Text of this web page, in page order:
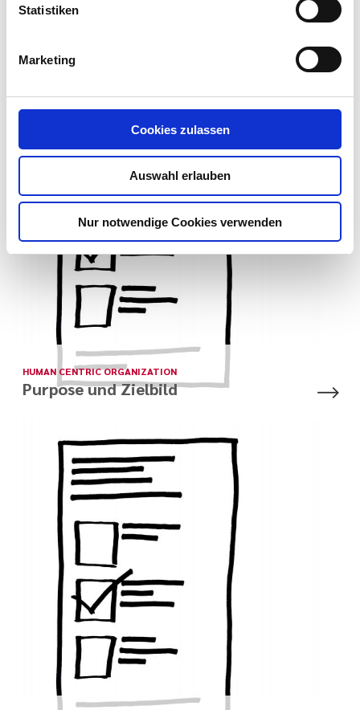
Statistiken
Marketing
Cookies zulassen
Auswahl erlauben
Nur notwendige Cookies verwenden
HUMAN CENTRIC ORGANIZATION
Purpose und Zielbild